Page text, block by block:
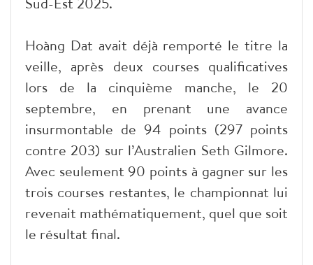
Hoàng Dat avait déjà remporté le titre la
veille, après deux courses qualificatives
lors de la cinquième manche, le 20
septembre, en prenant une avance
insurmontable de 94 points (297 points
contre 203) sur l’Australien Seth Gilmore.
Avec seulement 90 points à gagner sur les
trois courses restantes, le championnat lui
revenait mathématiquement, quel que soit
le résultat final.